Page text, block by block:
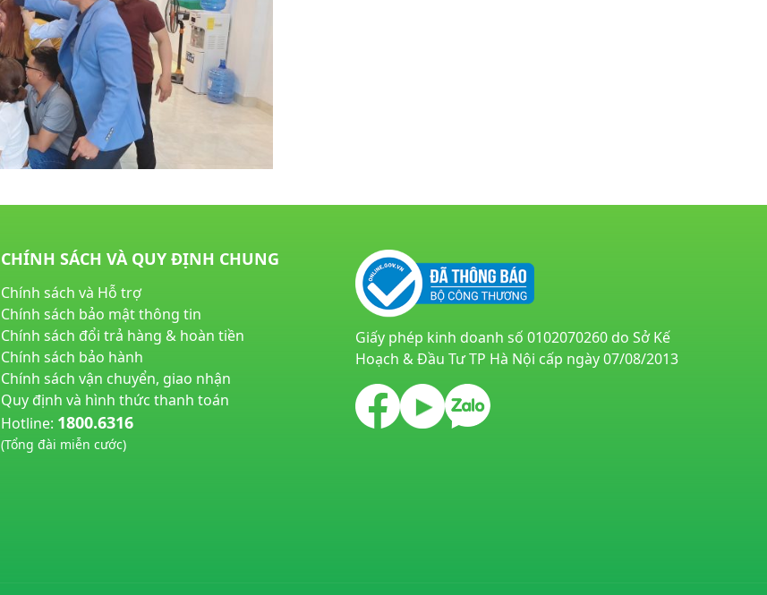
CHÍNH SÁCH VÀ QUY ĐỊNH CHUNG
Chính sách và Hỗ trợ
Chính sách bảo mật thông tin
Chính sách đổi trả hàng & hoàn tiền
Chính sách bảo hành
Chính sách vận chuyển, giao nhận
Quy định và hình thức thanh toán
Hotline: 1800.6316
(Tổng đài miễn cước)
Giấy phép kinh doanh số 0102070260 do Sở Kế
Hoạch & Đầu Tư TP Hà Nội cấp ngày 07/08/2013